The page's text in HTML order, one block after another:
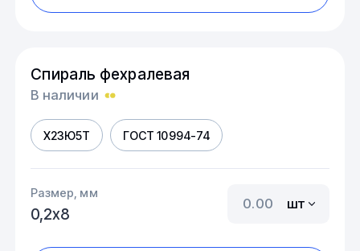
Спираль фехралевая
В наличии
Х23Ю5Т ГОСТ 10994-74
Размер, мм
0,2х8
шт